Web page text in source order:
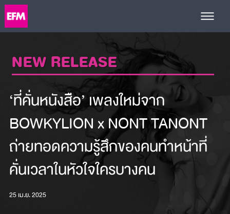
NEW RELEASE
‘ที่คั่นหนังสือ’ เพลงใหม่จาก
BOWKYLION x NONT TANONT
ถ่ายทอดความรู้สึกของคนทำหน้าที่
คั่นเวลาในหัวใจใครบางคน
25 เม.ย. 2025